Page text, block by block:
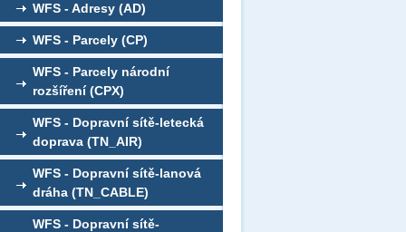
WFS - Adresy (AD)
WFS - Parcely (CP)
WFS - Parcely národní
rozšíření (CPX)
WFS - Dopravní sítě-letecká
doprava (TN_AIR)
WFS - Dopravní sítě-lanová
dráha (TN_CABLE)
WFS - Dopravní sítě-